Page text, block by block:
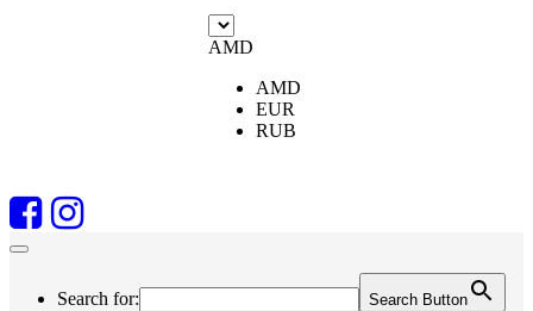
AMD
AMD
EUR
RUB
Search for: Search Button